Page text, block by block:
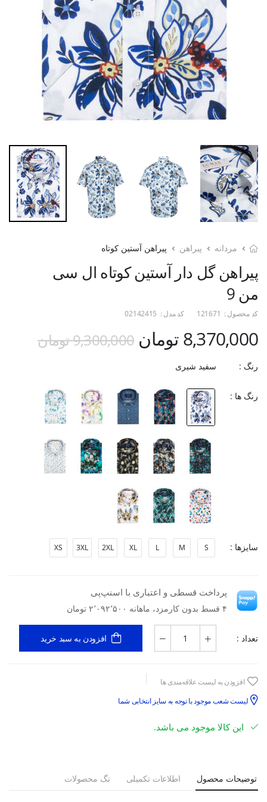
مردانه پیراهن پیراهن آستین کوتاه
پیراهن گل دار آستین کوتاه ال سی
من 9
کد محصول : 121671 کد مدل : 02142415
8,370,000 تومان 9,300,000 تومان
رنگ : سفید شیری
رنگ ها :
سایزها : S
M
L
XL
2XL
3XL
XS
پرداخت قسطی و اعتباری با اسنپ‌پی
۴ قسط بدون کارمزد، ماهانه ۲٬۰۹۲٬۵۰۰ تومان
تعداد : افزودن به سبد خرید
افزودن به لیست علاقه‌مندی ها
لیست شعب موجود با توجه به سایز انتخابی شما
این کالا موجود می باشد.
توضیحات محصول اطلاعات تکمیلی تگ محصولات